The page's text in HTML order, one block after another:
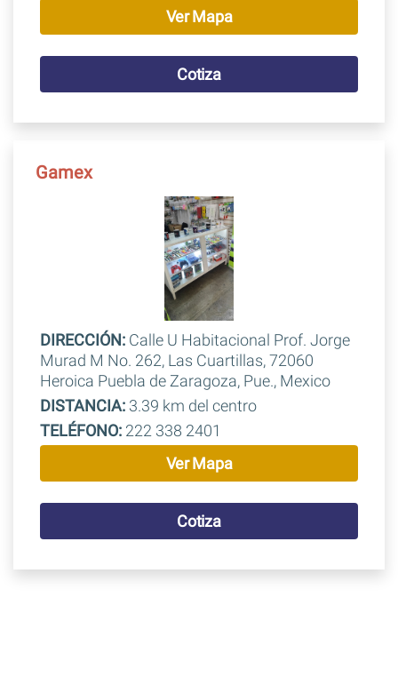
Ver Mapa
Cotiza
Gamex
DIRECCIÓN:Calle U Habitacional Prof. Jorge
Murad M No. 262, Las Cuartillas, 72060
Heroica Puebla de Zaragoza, Pue., Mexico
DISTANCIA:3.39 km del centro
TELÉFONO:222 338 2401
Ver Mapa
Cotiza